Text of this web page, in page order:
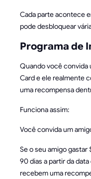
Cada parte acontece
pode desbloquear
Programa de
Quando você convida
Card e ele realmente
uma recompensa
Funciona assim:
Você convida um
Se o seu amigo
90 dias a partir da
recebem uma